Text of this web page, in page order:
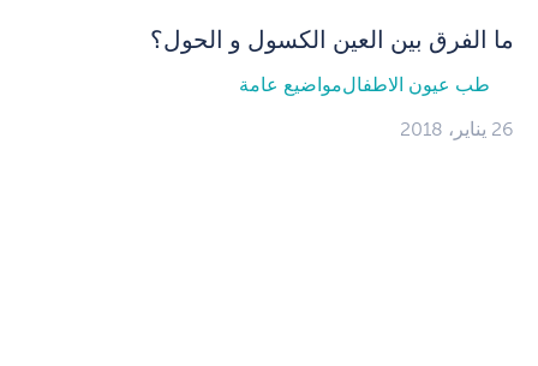
ما الفرق بين العين الكسول و الحول؟
طب عيون الاطفالمواضيع عامة
26 يناير، 2018